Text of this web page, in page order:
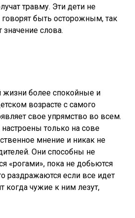
травму. Эти дети не
быть осторожным, так
слова.
более спокойные и
возрасте с самого
свое упрямство во всем.
только на сове
мнение и никак не
Они способны не
«рогами», пока не добьются
раздражаются если все идет
когда чужие к ним лезут,